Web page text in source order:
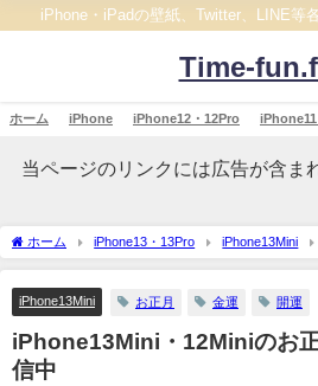
iPhone・iPadの壁紙、Twitter、LINE等
Time-
ホーム iPhone iPhone12・12Pro
当ページのリンクには広告が含ま
ホーム iPhone13・13Pro iPhone13Mini
開運壁紙を配信中
iPhone13Mini お正月 金運 開運
iPhone13Mini・12Miniのお
信中